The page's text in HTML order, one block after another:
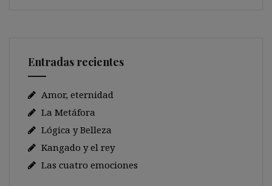
Entradas recientes
Amor, eternidad
La Metáfora
Lógica y Belleza
Kangado y el rey
Las cuatro emociones